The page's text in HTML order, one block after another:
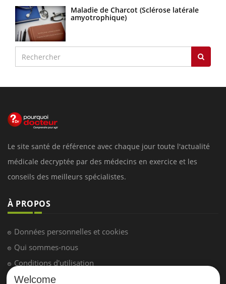
Maladie de Charcot (Sclérose latérale
amyotrophique)
Le site santé de référence avec chaque jour toute l'actualité
médicale decryptée par des médecins en exercice et les
conseils des meilleurs spécialistes.
À PROPOS
Données personnelles et cookies
Qui sommes-nous
Conditions d'utilisation
Plan du site
Welcome